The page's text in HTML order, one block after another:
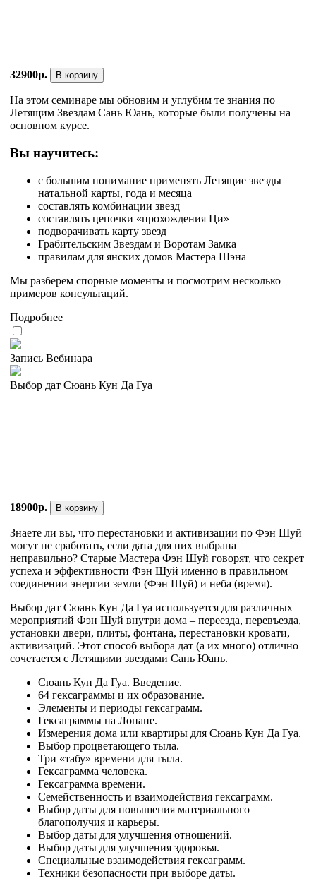
32900р. В корзину
На этом семинаре мы обновим и углубим те знания по
Летящим Звездам Сань Юань, которые были получены на
основном курсе.
Вы научитесь:
с большим понимание применять Летящие звезды
натальной карты, года и месяца
составлять комбинации звезд
составлять цепочки «прохождения Ци»
подворачивать карту звезд
Грабительским Звездам и Воротам Замка
правилам для янских домов Мастера Шэна
Мы разберем спорные моменты и посмотрим несколько
примеров консультаций.
Подробнее
Запись Вебинара
Выбор дат Сюань Кун Да Гуа
18900р. В корзину
Знаете ли вы, что перестановки и активизации по Фэн Шуй
могут не сработать, если дата для них выбрана
неправильно? Старые Мастера Фэн Шуй говорят, что секрет
успеха и эффективности Фэн Шуй именно в правильном
соединении энергии земли (Фэн Шуй) и неба (время).
Выбор дат Сюань Кун Да Гуа используется для различных
мероприятий Фэн Шуй внутри дома – переезда, перевъезда,
установки двери, плиты, фонтана, перестановки кровати,
активизаций. Этот способ выбора дат (а их много) отлично
сочетается с Летящими звездами Сань Юань.
Сюань Кун Да Гуа. Введение.
64 гексаграммы и их образование.
Элементы и периоды гексаграмм.
Гексаграммы на Лопане.
Измерения дома или квартиры для Сюань Кун Да Гуа.
Выбор процветающего тыла.
Три «табу» времени для тыла.
Гексаграмма человека.
Гексаграмма времени.
Семейственность и взаимодействия гексаграмм.
Выбор даты для повышения материального
благополучия и карьеры.
Выбор даты для улучшения отношений.
Выбор даты для улучшения здоровья.
Специальные взаимодействия гексаграмм.
Техники безопасности при выборе даты.